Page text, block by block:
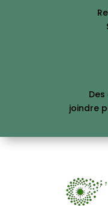
joindre